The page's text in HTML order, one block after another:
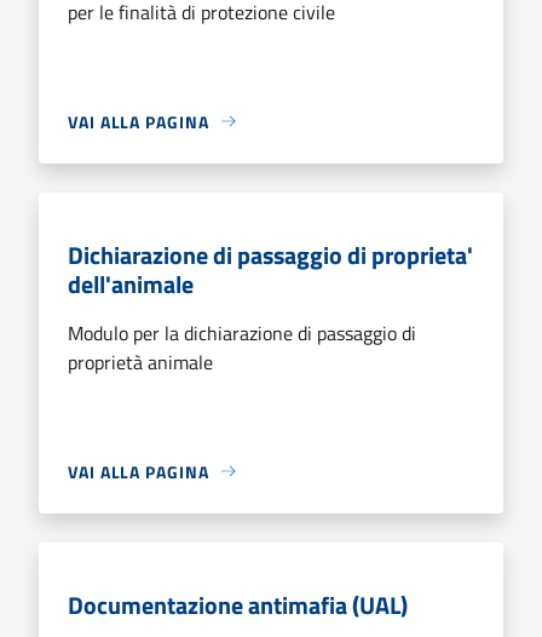
per le finalità di protezione civile
VAI ALLA PAGINA
Dichiarazione di passaggio di proprieta'
dell'animale
Modulo per la dichiarazione di passaggio di
proprietà animale
VAI ALLA PAGINA
Documentazione antimafia (UAL)